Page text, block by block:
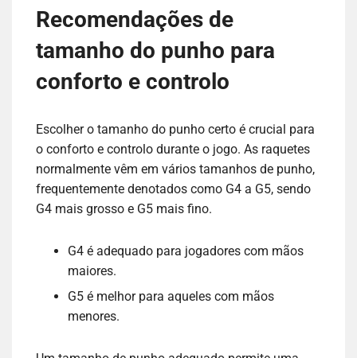
Recomendações de
tamanho do punho para
conforto e controlo
Escolher o tamanho do punho certo é crucial para
o conforto e controlo durante o jogo. As raquetes
normalmente vêm em vários tamanhos de punho,
frequentemente denotados como G4 a G5, sendo
G4 mais grosso e G5 mais fino.
G4 é adequado para jogadores com mãos
maiores.
G5 é melhor para aqueles com mãos
menores.